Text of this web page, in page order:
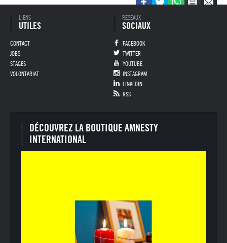
Pied de page
LIENS
UTILES
CONTACT
JOBS
STAGES
VOLONTARIAT
RÉSEAUX
SOCIAUX
FACEBOOK
TWITTER
YOUTUBE
INSTAGRAM
LINKEDIN
RSS
DÉCOUVREZ LA BOUTIQUE AMNESTY
INTERNATIONAL